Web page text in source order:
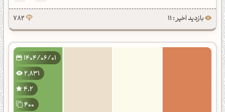
بازدید اخیر : 11 782
1404/06/01
2,831
4.2
400